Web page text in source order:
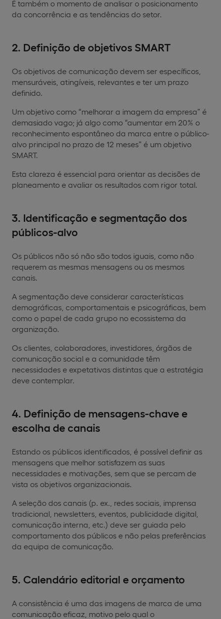
É também o momento de analisar o posicionamento
da concorrência e as tendências do setor.
2. Definição de objetivos SMART
Os objetivos de comunicação devem ser específicos,
mensuráveis, atingíveis, relevantes e ter um prazo
definido.
Um objetivo como “melhorar a imagem da empresa” é
demasiado vago; já algo como “aumentar em 20% o
reconhecimento espontâneo da marca entre o público-
alvo principal no prazo de 12 meses” é um objetivo
SMART.
Esta clareza é essencial para orientar as decisões de
planeamento e avaliar os resultados com rigor total.
3. Identificação e segmentação dos
públicos-alvo
Os públicos não só não são todos iguais, como não
requerem as mesmas mensagens ou os mesmos
canais.
A segmentação deve considerar características
demográficas, comportamentais e psicográficas, bem
como o papel de cada grupo no ecossistema da
organização.
Os clientes, colaboradores, investidores, órgãos de
comunicação social e a comunidade têm
necessidades e expetativas distintas que a estratégia
deve contemplar.
4. Definição de mensagens-chave e
escolha de canais
Estando os públicos identificados, é possível definir as
mensagens que melhor satisfazem as suas
necessidades e motivações, sem que se percam de
vista os objetivos organizacionais.
A seleção dos canais (p. ex., redes sociais, imprensa
tradicional, newsletters, eventos, publicidade digital,
comunicação interna, etc.) deve ser guiada pelo
comportamento dos públicos e não pelas preferências
da equipa de comunicação.
5. Calendário editorial e orçamento
A consistência é uma das imagens de marca de uma
comunicação eficaz, motivo pelo qual o